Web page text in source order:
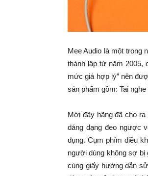
Mee Audio là một trong
thành lập từ năm 2005,
mức giá hợp lý” nên
sản phẩm gồm: Tai
Mới đây hãng đã cho
dáng dạng đeo ngược
dụng. Cụm phím điều
người dùng không sợ bị
cùng giấy hướng dẫn